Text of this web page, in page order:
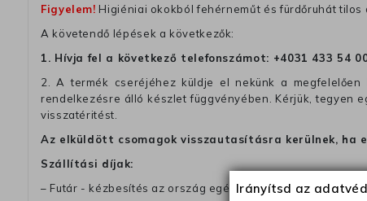
Figyelem! Higiéniai okokból fehérneműt és fürdőruhát tilos
A követendő lépések a következők:
1. Hívja fel a következő telefonszámot: +4031 433 54
2. A termék cseréjéhez küldje el nekünk a
rendelkezésre álló készlet függvényében. Kérjük, tegyen
visszatéritést.
Az elküldött csomagok visszautasításra kerülnek, ha
Szállítási díjak:
– Futár - kézbesítés az ország egész területén, 2-3
Irányítsd az